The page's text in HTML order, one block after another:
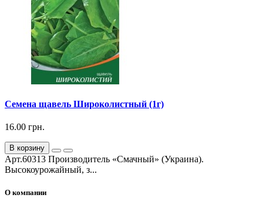
Семена щавель Широколистный (1г)
16.00 грн.
В корзину
Арт.60313 Производитель «Смачный» (Украина).
Высокоурожайный, з...
О компании